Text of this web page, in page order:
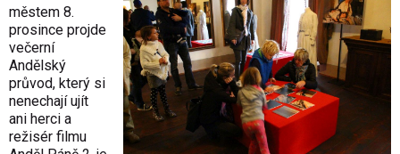
městem 8.
prosince projde
večerní
Andělský
průvod, který si
nenechají ujít
ani herci a
režisér filmu